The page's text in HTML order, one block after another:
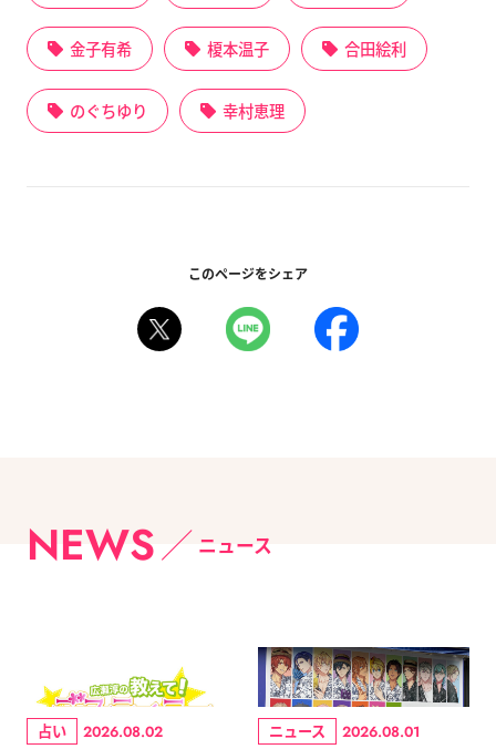
金子有希 榎本温子 合田絵利
のぐちゆり 幸村恵理
このページをシェア
NEWS ニュース
占い 2026.08.02 ニュース 2026.08.01